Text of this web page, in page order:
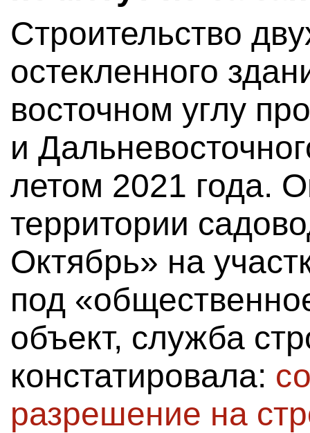
Строительство
остекленного
восточном углу
и
летом 2021 года.
территории
Октябрь» на
под
объект, служба
констатировала:
разрешение на